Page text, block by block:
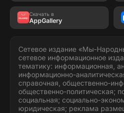
Скачать в
AppGallery
Сетевое издание «Мы-
сетевое информационное
тематику: информационная,
информационно-
справочная, общественно-
общественно-политическая;
социальная; социально-
юридическая; реклама